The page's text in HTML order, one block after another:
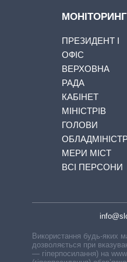
МОНІТОРИНГ
ПРЕЗИДЕНТ І
ОФІС
ВЕРХОВНА
РАДА
КАБІНЕТ
МІНІСТРІВ
ГОЛОВИ
МЕРИ МІСТ
ВСІ ПЕРСОНИ
Використання будь-яких
дозволяється при
— гіперпосилання) на